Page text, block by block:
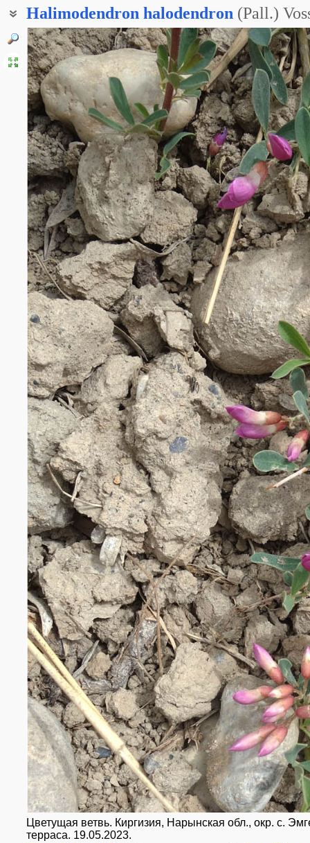
Halimodendron halodendron (Pall.)
Чемыш серебристый
Цветущая ветвь. Киргизия, Нарынская обл., окр. с.
терраса. 19.05.2023.